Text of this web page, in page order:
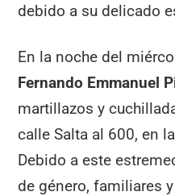
debido a su delicado
En la noche del
Fernando Emmanuel
martillazos y
calle Salta al 600, en
Debido a este
de género, familiares